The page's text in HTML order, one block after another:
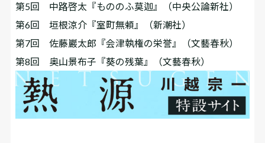
第5回 中路啓太『もののふ莫迦』（中央公論新社）
第6回 垣根涼介『室町無頼』（新潮社）
第7回 佐藤巖太郎『会津執権の栄誉』（文藝春秋）
第8回 奥山景布子『葵の残葉』（文藝春秋）